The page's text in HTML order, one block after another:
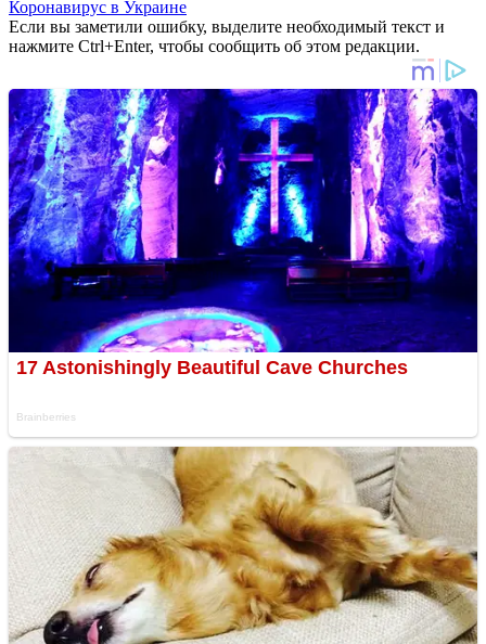
Коронавирус в Украине
Если вы заметили ошибку, выделите необходимый текст и
нажмите Ctrl+Enter, чтобы сообщить об этом редакции.